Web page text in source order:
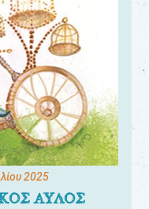
2025
ΑΥΛΟΣ